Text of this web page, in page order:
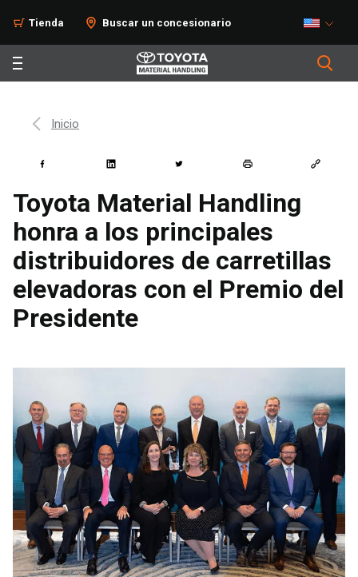
Tienda Buscar un concesionario
Inicio
Toyota Material Handling
honra a los principales
distribuidores de carretillas
elevadoras con el Premio del
Presidente